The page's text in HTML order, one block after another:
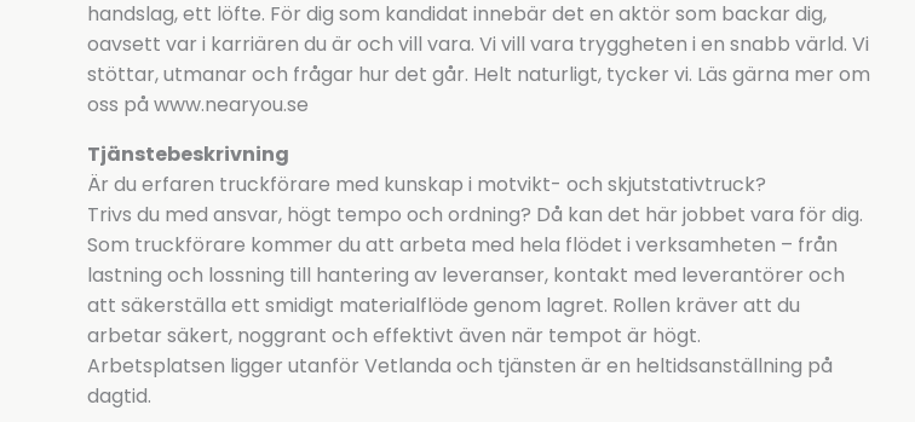
handslag, ett löfte. För dig som kandidat innebär det en aktör som backar dig,
oavsett var i karriären du är och vill vara. Vi vill vara tryggheten i en snabb värld. Vi
stöttar, utmanar och frågar hur det går. Helt naturligt, tycker vi. Läs gärna mer om
oss på www.nearyou.se
Tjänstebeskrivning
Är du erfaren truckförare med kunskap i motvikt- och skjutstativtruck?
Trivs du med ansvar, högt tempo och ordning? Då kan det här jobbet vara för dig.
Som truckförare kommer du att arbeta med hela flödet i verksamheten – från
lastning och lossning till hantering av leveranser, kontakt med leverantörer och
att säkerställa ett smidigt materialflöde genom lagret. Rollen kräver att du
arbetar säkert, noggrant och effektivt även när tempot är högt.
Arbetsplatsen ligger utanför Vetlanda och tjänsten är en heltidsanställning på
dagtid.